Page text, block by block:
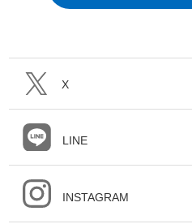
X
LINE
INSTAGRAM